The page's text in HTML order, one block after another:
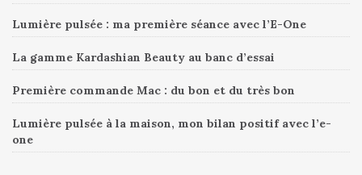
Lumière pulsée : ma première séance avec l’E-One
La gamme Kardashian Beauty au banc d’essai
Première commande Mac : du bon et du très bon
Lumière pulsée à la maison, mon bilan positif avec l’e-
one